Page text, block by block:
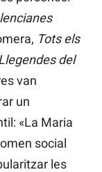
Tots els
del
van
un
«La Maria
social
les